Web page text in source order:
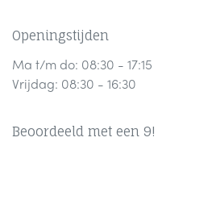
Openingstijden
Ma t/m do: 08:30 - 17:15
Vrijdag: 08:30 - 16:30
Beoordeeld met een 9!